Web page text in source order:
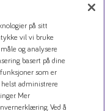
AS
på sitt
vil vi bruke
og analysere
basert på dine
som er
helst administrere
Mer
Ved å